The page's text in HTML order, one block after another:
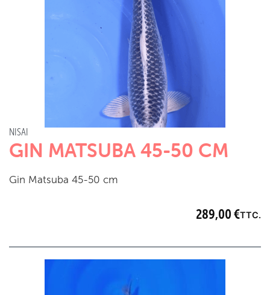
NISAI
GIN MATSUBA 45-50 CM
289,00 €TTC.
Gin Matsuba 45-50 cm